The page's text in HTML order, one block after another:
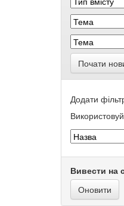
Почати
Додати
Вивести на